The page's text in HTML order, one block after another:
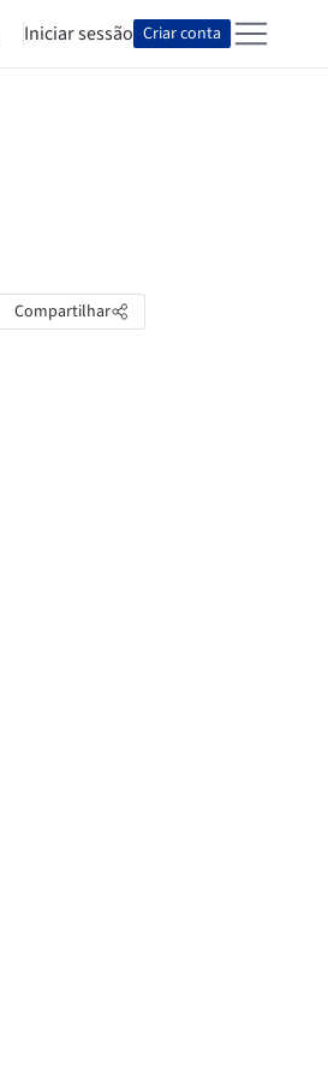
Iniciar sessão Criar conta
Compartilhar